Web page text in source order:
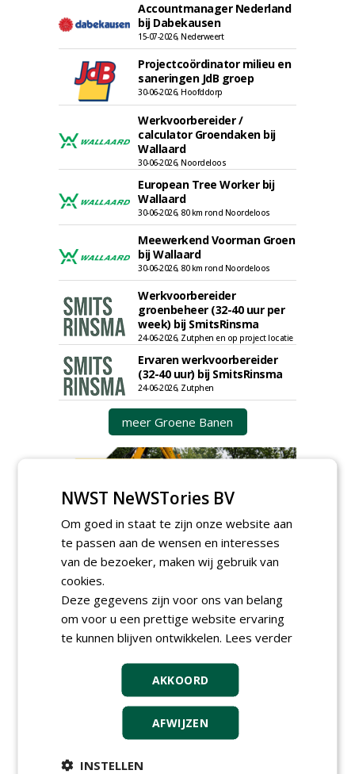
Accountmanager Nederland
bij Dabekausen
15-07-2026, Nederweert
Projectcoördinator milieu en
saneringen JdB groep
30-06-2026, Hoofddorp
Werkvoorbereider /
calculator Groendaken bij
Wallaard
30-06-2026, Noordeloos
European Tree Worker bij
Wallaard
30-06-2026, 80 km rond Noordeloos
Meewerkend Voorman Groen
bij Wallaard
30-06-2026, 80 km rond Noordeloos
Werkvoorbereider
groenbeheer (32-40 uur per
week) bij SmitsRinsma
24-06-2026, Zutphen en op project locatie
Ervaren werkvoorbereider
(32-40 uur) bij SmitsRinsma
24-06-2026, Zutphen
meer Groene Banen
GREEN OUTLET
Iedereen kan gratis kleine advertenties
plaatsen via zijn eigen account.
Plaats een gratis advertentie
NWST NeWSTories BV
Om goed in staat te zijn onze website aan
te passen aan de wensen en interesses
van de bezoeker, maken wij gebruik van
cookies.
Deze gegevens zijn voor ons van belang
om voor u een prettige website ervaring
te kunnen blijven ontwikkelen. Lees verder
AKKOORD
AFWIJZEN
INSTELLEN